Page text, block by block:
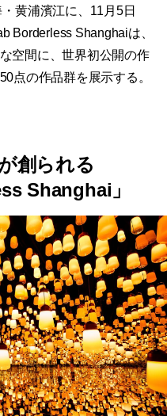
黄浦濱江に、11月5日
Borderless Shanghaiは、
空間に、世界初公開の作
点の作品群を展示する。
創られる
Shanghai」